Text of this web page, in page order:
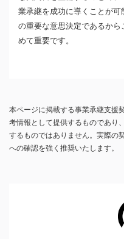
業承継を成功に導くことが可
の重要な意思決定であるか
めて重要です。
本ページに掲載する事業承継支援
考情報として提供するものであり
するものではありません。実際の
への確認を強く推奨いたします。